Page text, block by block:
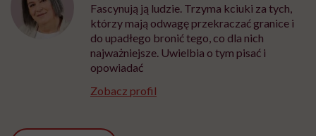
Fascynują ją ludzie. Trzyma kciuki za tych,
którzy mają odwagę przekraczać granice i
do upadłego bronić tego, co dla nich
najważniejsze. Uwielbia o tym pisać i
opowiadać
Zobacz profil